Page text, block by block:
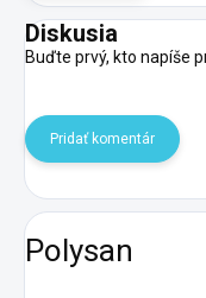
Diskusia
Buďte prvý, kto napíše
Pridať komentár
Polysan